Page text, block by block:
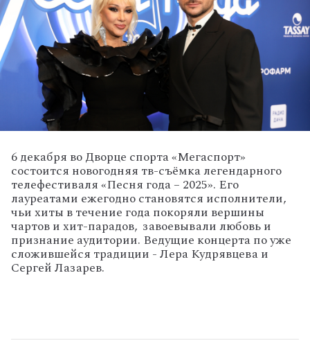
6 декабря во Дворце спорта «Мегаспорт»
состоится новогодняя тв-съёмка легендарного
телефестиваля «Песня года – 2025». Его
лауреатами ежегодно становятся исполнители,
чьи хиты в течение года покоряли вершины
чартов и хит-парадов, завоевывали любовь и
признание аудитории. Ведущие концерта по уже
сложившейся традиции - Лера Кудрявцева и
Сергей Лазарев.